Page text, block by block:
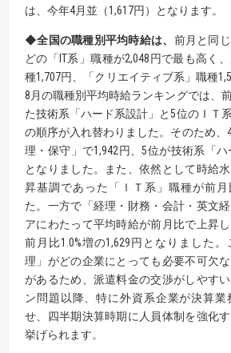
は、今年4月並（1,617円）となります。
◆全国の職種別平均時給は、 前月と同
どの「IT系」職種が2,048円で最も高く
種1,707円、「クリエイティブ系」職種
8月の職種別平均時給ランキングでは、
た技術系「ハード系設計」と5位のＩＴ
の順序が入れ替わりました。そのため、
理・保守」で1,942円、5位が技術系「ハ
となりました。また、依然として時給
昇基調であった「ＩＴ系」職種が前月
た。一方で「経理・財務・会計・英文
アにわたって平均時給が前月比で上昇し
前月比1.0%増の1,629円となりました
理」がどの企業にとっても必要不可欠
があるため、派遣料金の交渉がしやす
ン問題以降、特に外資系企業が決算
せ、四半期決算時期に人員体制を強化
挙げられます。